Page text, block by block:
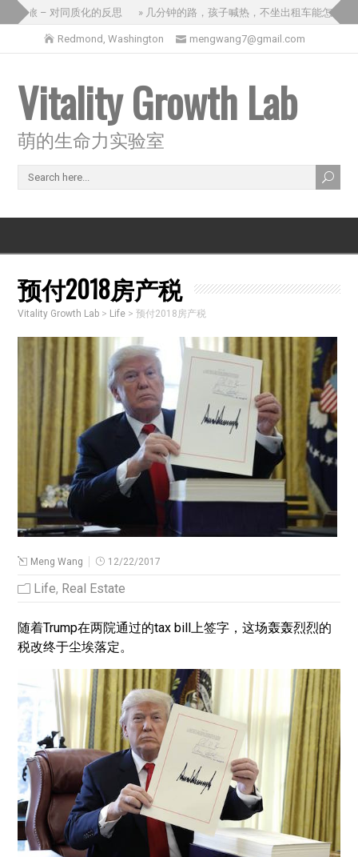
之旅 – 对同质化的反思 » 几分钟的路，孩子喊热，不坐出租车能怎么办？
Redmond, Washington mengwang7@gmail.com
Vitality Growth Lab
萌的生命力实验室
预付2018房产税
Vitality Growth Lab > Life >预付2018房产税
Meng Wang 12/22/2017
Life, Real Estate
随着Trump在两院通过的tax bill上签字，这场轰轰烈烈的
税改终于尘埃落定。